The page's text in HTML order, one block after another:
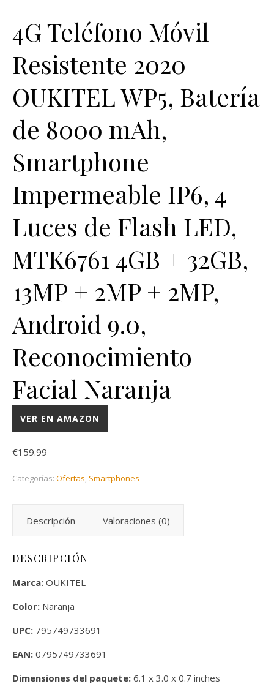
4G Teléfono Móvil
Resistente 2020
OUKITEL WP5, Batería
de 8000 mAh,
Smartphone
Impermeable IP6, 4
Luces de Flash LED,
MTK6761 4GB + 32GB,
13MP + 2MP + 2MP,
Android 9.0,
Reconocimiento
Facial Naranja
VER EN AMAZON
€159.99
Categorías: Ofertas, Smartphones
Descripción Valoraciones (0)
DESCRIPCIÓN
Marca: OUKITEL
Color: Naranja
UPC: 795749733691
EAN: 0795749733691
Dimensiones del paquete: 6.1 x 3.0 x 0.7 inches